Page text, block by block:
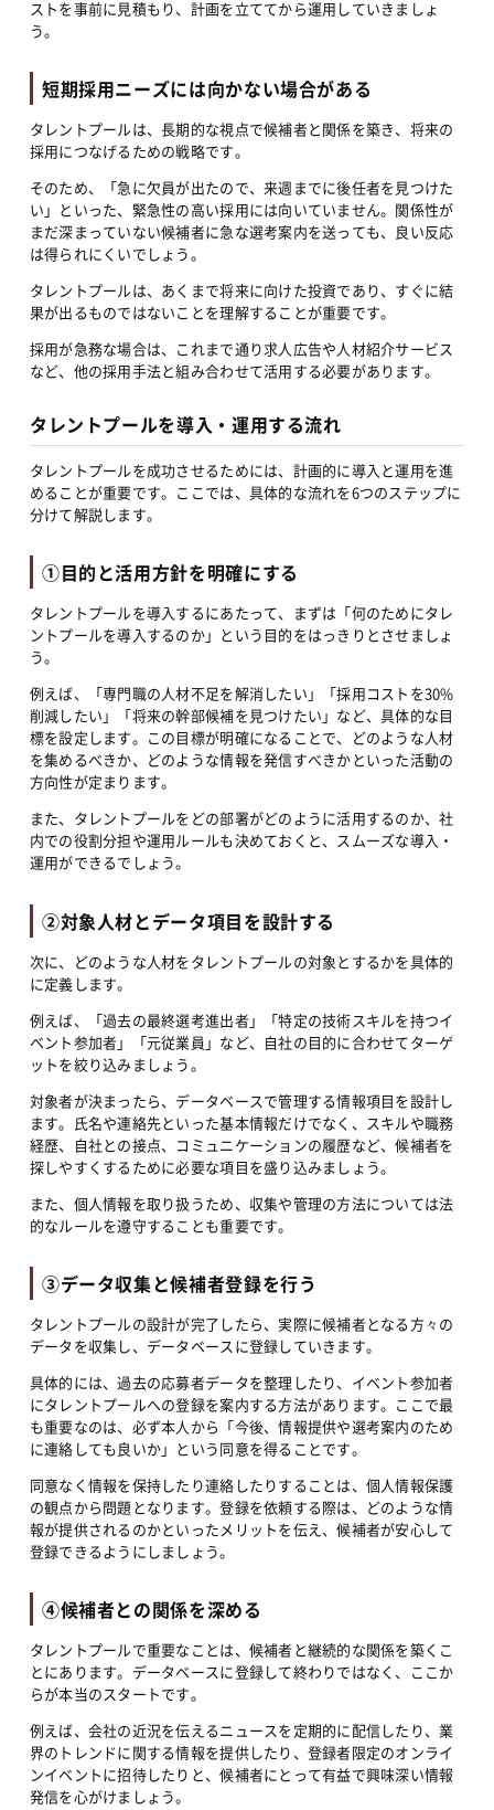
ストを事前に見積もり、計画を立ててから運用していきましょ
う。
短期採用ニーズには向かない場合がある
タレントプールは、長期的な視点で候補者と関係を築き、将来の
採用につなげるための戦略です。
そのため、「急に欠員が出たので、来週までに後任者を見つけた
い」といった、緊急性の高い採用には向いていません。関係性が
まだ深まっていない候補者に急な選考案内を送っても、良い反応
は得られにくいでしょう。
タレントプールは、あくまで将来に向けた投資であり、すぐに結
果が出るものではないことを理解することが重要です。
採用が急務な場合は、これまで通り求人広告や人材紹介サービス
など、他の採用手法と組み合わせて活用する必要があります。
タレントプールを導入・運用する流れ
タレントプールを成功させるためには、計画的に導入と運用を進
めることが重要です。ここでは、具体的な流れを6つのステップに
分けて解説します。
①目的と活用方針を明確にする
タレントプールを導入するにあたって、まずは「何のためにタレ
ントプールを導入するのか」という目的をはっきりとさせましょ
う。
例えば、「専門職の人材不足を解消したい」「採用コストを30%
削減したい」「将来の幹部候補を見つけたい」など、具体的な目
標を設定します。この目標が明確になることで、どのような人材
を集めるべきか、どのような情報を発信すべきかといった活動の
方向性が定まります。
また、タレントプールをどの部署がどのように活用するのか、社
内での役割分担や運用ルールも決めておくと、スムーズな導入・
運用ができるでしょう。
②対象人材とデータ項目を設計する
次に、どのような人材をタレントプールの対象とするかを具体的
に定義します。
例えば、「過去の最終選考進出者」「特定の技術スキルを持つイ
ベント参加者」「元従業員」など、自社の目的に合わせてターゲ
ットを絞り込みましょう。
対象者が決まったら、データベースで管理する情報項目を設計し
ます。氏名や連絡先といった基本情報だけでなく、スキルや職務
経歴、自社との接点、コミュニケーションの履歴など、候補者を
探しやすくするために必要な項目を盛り込みましょう。
また、個人情報を取り扱うため、収集や管理の方法については法
的なルールを遵守することも重要です。
③データ収集と候補者登録を行う
タレントプールの設計が完了したら、実際に候補者となる方々の
データを収集し、データベースに登録していきます。
具体的には、過去の応募者データを整理したり、イベント参加者
にタレントプールへの登録を案内する方法があります。ここで最
も重要なのは、必ず本人から「今後、情報提供や選考案内のため
に連絡しても良いか」という同意を得ることです。
同意なく情報を保持したり連絡したりすることは、個人情報保護
の観点から問題となります。登録を依頼する際は、どのような情
報が提供されるのかといったメリットを伝え、候補者が安心して
登録できるようにしましょう。
④候補者との関係を深める
タレントプールで重要なことは、候補者と継続的な関係を築くこ
とにあります。データベースに登録して終わりではなく、ここか
らが本当のスタートです。
例えば、会社の近況を伝えるニュースを定期的に配信したり、業
界のトレンドに関する情報を提供したり、登録者限定のオンライ
ンイベントに招待したりと、候補者にとって有益で興味深い情報
発信を心がけましょう。